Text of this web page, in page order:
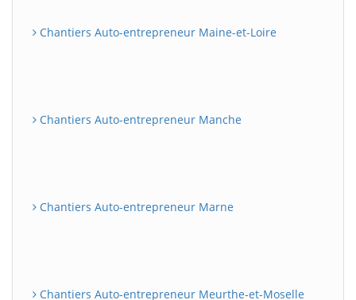
Chantiers Auto-entrepreneur Maine-et-Loire
Chantiers Auto-entrepreneur Manche
Chantiers Auto-entrepreneur Marne
Chantiers Auto-entrepreneur Meurthe-et-Moselle